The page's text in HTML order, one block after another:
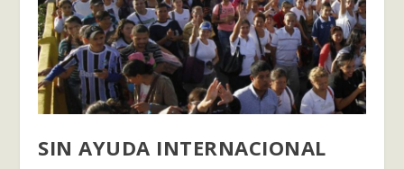
SIN AYUDA INTERNACIONAL